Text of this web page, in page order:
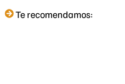
Te recomendamos: